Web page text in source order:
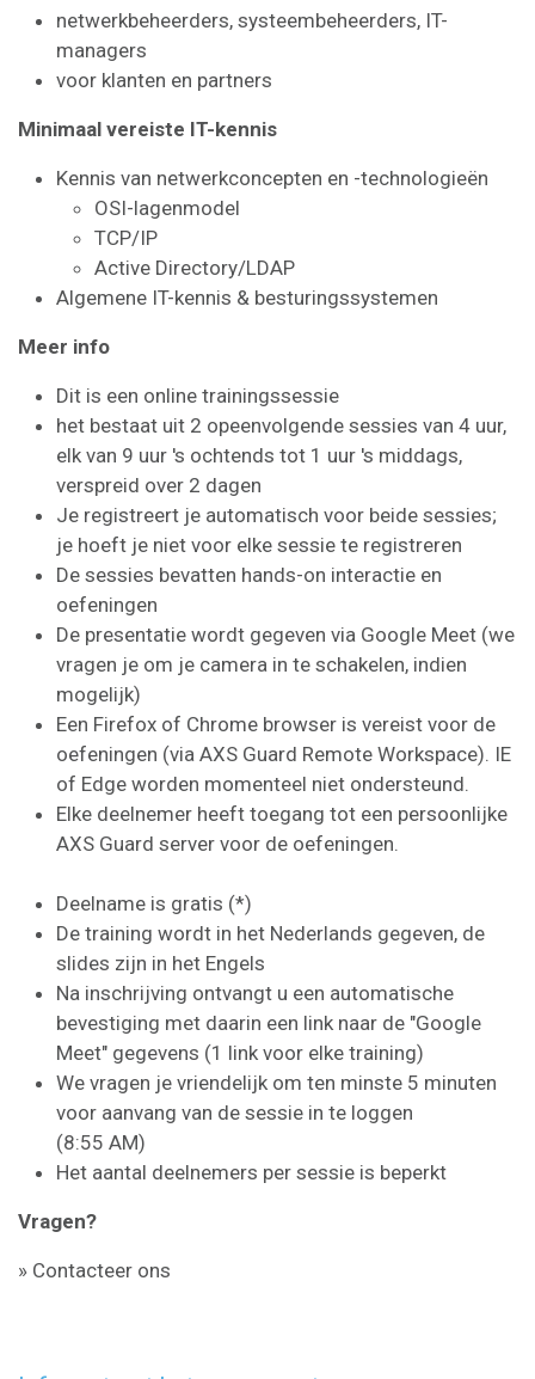
netwerkbeheerders, systeembeheerders, IT-
managers
voor klanten en partners
Minimaal vereiste IT-kennis
Kennis van netwerkconcepten en -technologieën
OSI-lagenmodel
TCP/IP
Active Directory/LDAP
Algemene IT-kennis & besturingssystemen
Meer info
Dit is een online trainingssessie
het bestaat uit 2 opeenvolgende sessies van 4 uur,
elk van 9 uur 's ochtends tot 1 uur 's middags,
verspreid over 2 dagen
Je registreert je automatisch voor beide sessies;
je hoeft je niet voor elke sessie te registreren
De sessies bevatten hands-on interactie en
oefeningen
De presentatie wordt gegeven via Google Meet (we
vragen je om je camera in te schakelen, indien
mogelijk)
Een Firefox of Chrome browser is vereist voor de
oefeningen (via AXS Guard Remote Workspace). IE
of Edge worden momenteel niet ondersteund.
Elke deelnemer heeft toegang tot een persoonlijke
AXS Guard server voor de oefeningen.
Deelname is gratis (*)
De training wordt in het Nederlands gegeven, de
slides zijn in het Engels
Na inschrijving ontvangt u een automatische
bevestiging met daarin een link naar de "Google
Meet" gegevens (1 link voor elke training)
We vragen je vriendelijk om ten minste 5 minuten
voor aanvang van de sessie in te loggen
(8:55 AM)
Het aantal deelnemers per sessie is beperkt
Vragen?
» Contacteer ons